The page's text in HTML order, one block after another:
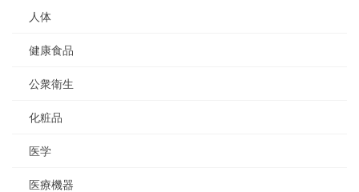
人体
健康食品
公衆衛生
化粧品
医学
医療機器